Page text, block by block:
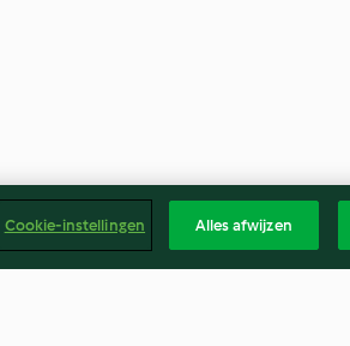
Cookie-instellingen Alles afwijzen